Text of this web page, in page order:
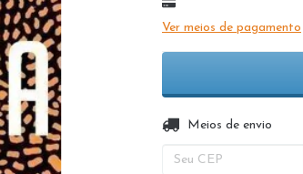
Ver meios de pagamento
Entregas para o CEP:
Meios de envio